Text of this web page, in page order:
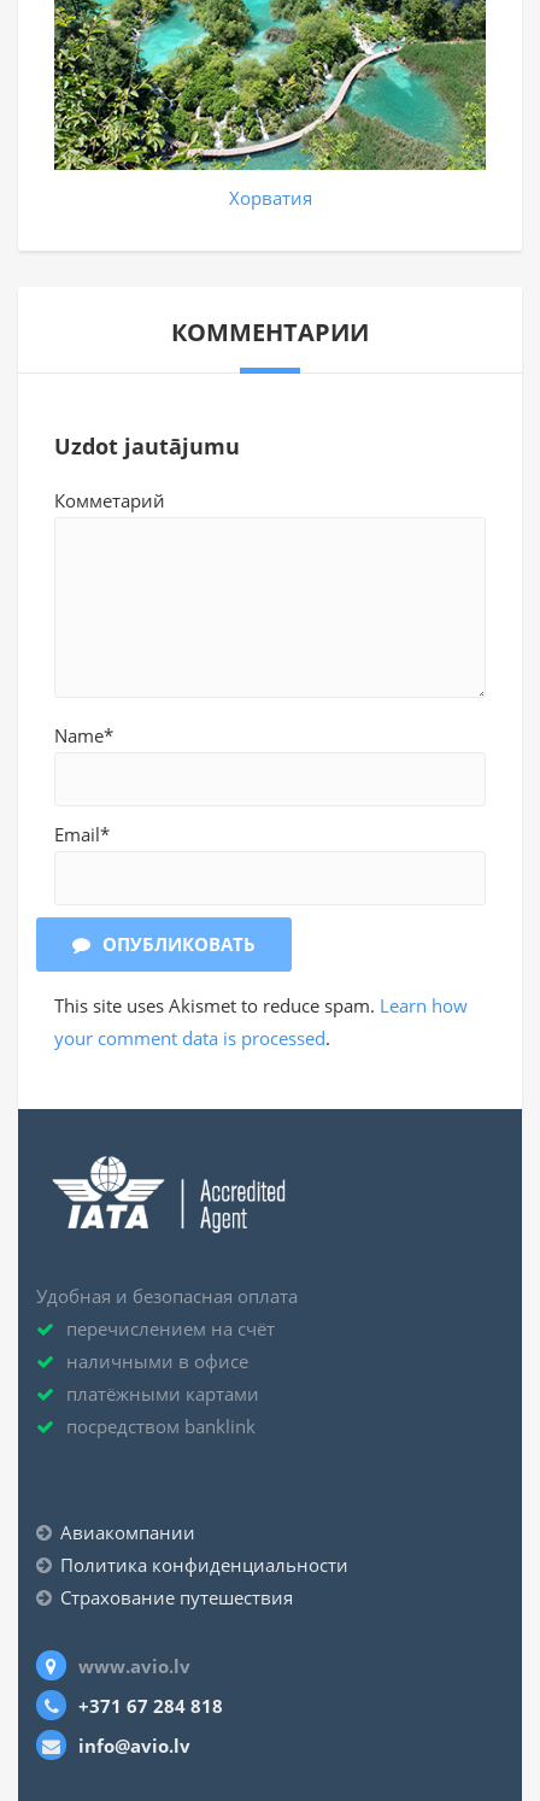
Хорватия
КОММЕНТАРИИ
Uzdot jautājumu
Комметарий
Name*
Email*
ОПУБЛИКОВАТЬ
This site uses Akismet to reduce spam. Learn how
your comment data is processed.
Удобная и безопасная оплата
перечислением на счёт
наличными в офисе
платёжными картами
посредством banklink
Авиакомпании
Политика конфиденциальности
Страхование путешествия
www.avio.lv
+371 67 284 818
info@avio.lv